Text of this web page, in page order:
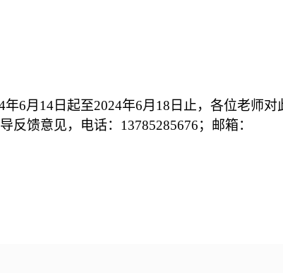
年6月 14日起至2024年6月 18 日止，各位老师对
反馈意见，电话： 13785285676；邮箱：